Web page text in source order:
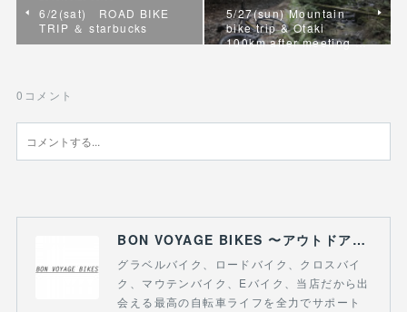
6/2(sat) ROAD BIKE
TRIP ＆ starbucks
5/27(sun) Mountain
bike trip & Otaki
100km after meeting …
0 コメント
BON VOYAGE BIKES 〜アウトドアライフにつながる自転車専門店〜
グラベルバイク、ロードバイク、クロスバイ
ク、マウテンバイク、Eバイク、当店だから出
会える最高の自転車ライフを全力でサポート